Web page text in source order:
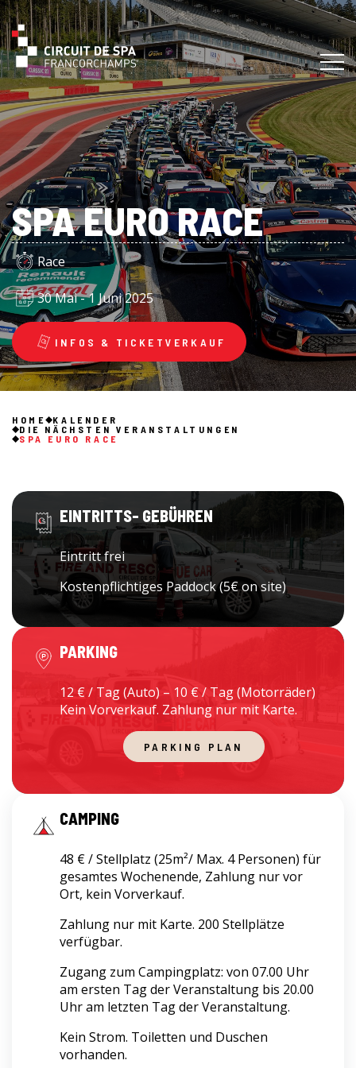
SPA EURO RACE
Race
30 Mai - 1 Juni 2025
INFOS & TICKETVERKAUF
HOME
KALENDER
DIE NÄCHSTEN VERANSTALTUNGEN
SPA EURO RACE
EINTRITTS- GEBÜHREN
Eintritt frei
Kostenpflichtiges Paddock (5€ on site)
PARKING
12 € / Tag (Auto) – 10 € / Tag (Motorräder)
Kein Vorverkauf. Zahlung nur mit Karte.
PARKING PLAN
CAMPING
48 € / Stellplatz (25m²/ Max. 4 Personen) für
gesamtes Wochenende, Zahlung nur vor
Ort, kein Vorverkauf.
Zahlung nur mit Karte. 200 Stellplätze
verfügbar.
Zugang zum Campingplatz: von 07.00 Uhr
am ersten Tag der Veranstaltung bis 20.00
Uhr am letzten Tag der Veranstaltung.
Kein Strom. Toiletten und Duschen
vorhanden.